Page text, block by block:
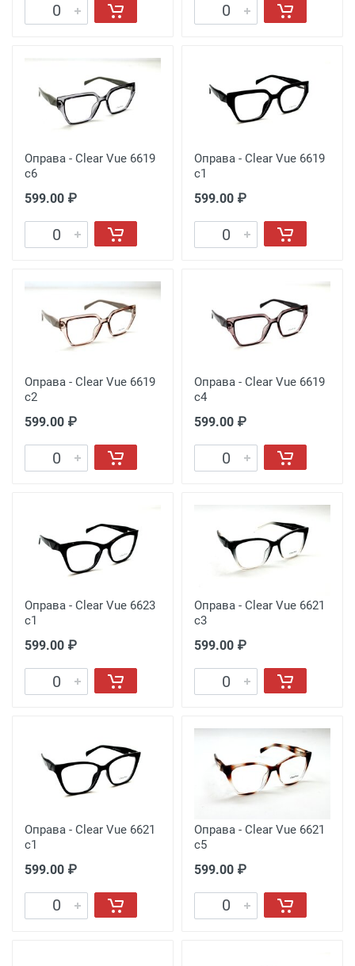
Оправа - Clear Vue 6619
c6
599.00 ₽
Оправа - Clear Vue 6619
c1
599.00 ₽
Оправа - Clear Vue 6619
c2
599.00 ₽
Оправа - Clear Vue 6619
c4
599.00 ₽
Оправа - Clear Vue 6623
c1
599.00 ₽
Оправа - Clear Vue 6621
c3
599.00 ₽
Оправа - Clear Vue 6621
c1
599.00 ₽
Оправа - Clear Vue 6621
c5
599.00 ₽